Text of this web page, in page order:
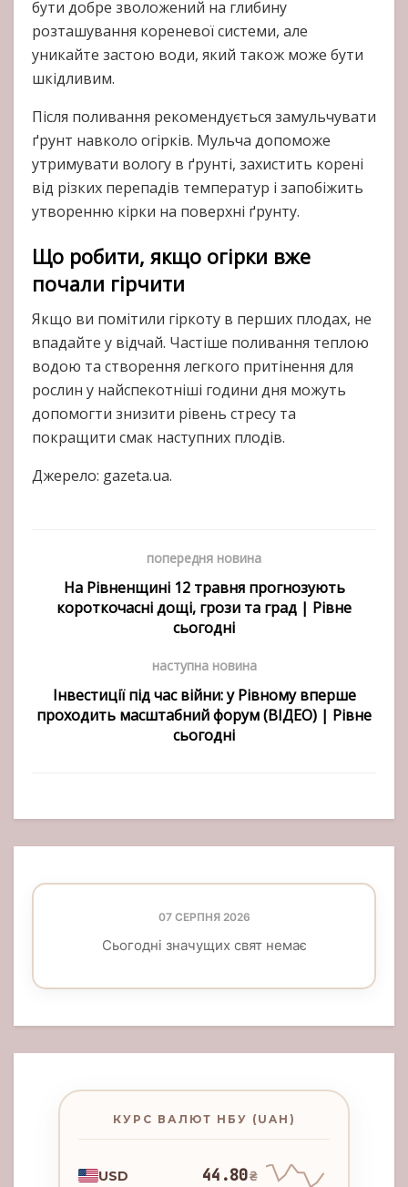
бути добре зволожений на глибину
розташування кореневої системи, але
уникайте застою води, який також може бути
шкідливим.
Після поливання рекомендується замульчувати
ґрунт навколо огірків. Мульча допоможе
утримувати вологу в ґрунті, захистить корені
від різких перепадів температур і запобіжить
утворенню кірки на поверхні ґрунту.
Що робити, якщо огірки вже
почали гірчити
Якщо ви помітили гіркоту в перших плодах, не
впадайте у відчай. Частіше поливання теплою
водою та створення легкого притінення для
рослин у найспекотніші години дня можуть
допомогти знизити рівень стресу та
покращити смак наступних плодів.
Джерело: gazeta.ua.
попередня новина
На Рівненщині 12 травня прогнозують
короткочасні дощі, грози та град | Рівне
сьогодні
наступна новина
Інвестиції під час війни: у Рівному вперше
проходить масштабний форум (ВІДЕО) | Рівне
сьогодні
07 СЕРПНЯ 2026
Сьогодні значущих свят немає
КУРС ВАЛЮТ НБУ (UAH)
USD 44.80₴